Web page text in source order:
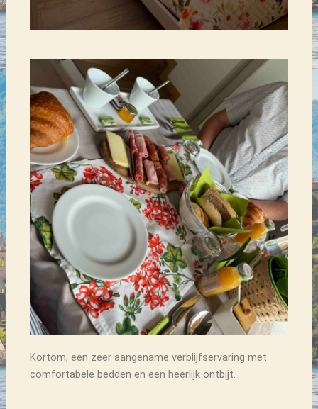
Kortom, een zeer aangename verblijfservaring met
comfortabele bedden en een heerlijk ontbijt.